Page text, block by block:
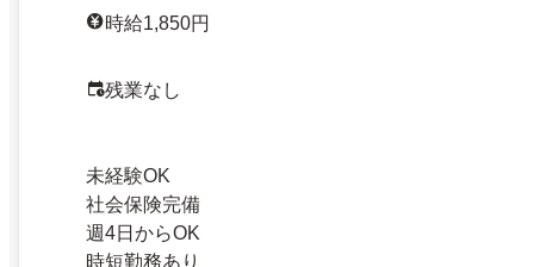
時給1,850円
残業なし
未経験OK
社会保険完備
週4日からOK
時短勤務あり